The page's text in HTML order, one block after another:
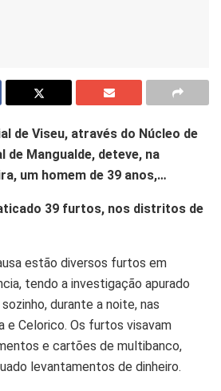
de Viseu, através do Núcleo de
de Mangualde, deteve, na
um homem de 39 anos,…
39 furtos, nos distritos de
estão diversos furtos em
tendo a investigação apurado
durante a noite, nas
e Celorico. Os furtos visavam
e cartões de multibanco,
levantamentos de dinheiro.